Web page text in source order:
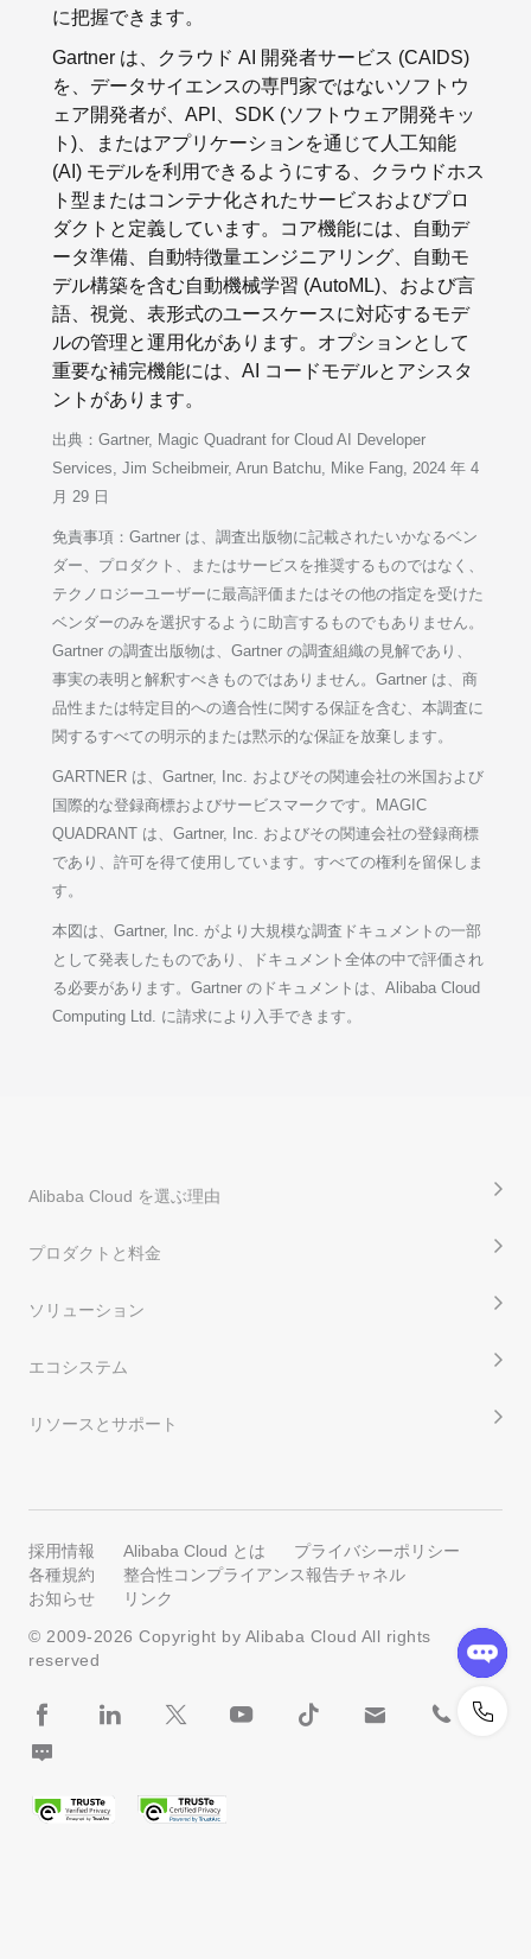
に把握できます。
Gartner は、クラウド AI 開発者サービス (CAIDS)
を、データサイエンスの専門家ではないソフトウ
ェア開発者が、API、SDK (ソフトウェア開発キッ
ト)、またはアプリケーションを通じて人工知能
(AI) モデルを利用できるようにする、クラウドホス
ト型またはコンテナ化されたサービスおよびプロ
ダクトと定義しています。コア機能には、自動デ
ータ準備、自動特徴量エンジニアリング、自動モ
デル構築を含む自動機械学習 (AutoML)、および言
語、視覚、表形式のユースケースに対応するモデ
ルの管理と運用化があります。オプションとして
重要な補完機能には、AI コードモデルとアシスタ
ントがあります。
出典：Gartner, Magic Quadrant for Cloud AI Developer
Services, Jim Scheibmeir, Arun Batchu, Mike Fang, 2024 年 4
月 29 日
免責事項：Gartner は、調査出版物に記載されたいかなるベン
ダー、プロダクト、またはサービスを推奨するものではなく、
テクノロジーユーザーに最高評価またはその他の指定を受けた
ベンダーのみを選択するように助言するものでもありません。
Gartner の調査出版物は、Gartner の調査組織の見解であり、
事実の表明と解釈すべきものではありません。Gartner は、商
品性または特定目的への適合性に関する保証を含む、本調査に
関するすべての明示的または黙示的な保証を放棄します。
GARTNER は、Gartner, Inc. およびその関連会社の米国および
国際的な登録商標およびサービスマークです。MAGIC
QUADRANT は、Gartner, Inc. およびその関連会社の登録商標
であり、許可を得て使用しています。すべての権利を留保しま
す。
本図は、Gartner, Inc. がより大規模な調査ドキュメントの一部
として発表したものであり、ドキュメント全体の中で評価され
る必要があります。Gartner のドキュメントは、Alibaba Cloud
Computing Ltd. に請求により入手できます。
Alibaba Cloud を選ぶ理由
プロダクトと料金
ソリューション
エコシステム
リソースとサポート
採用情報 Alibaba Cloud とは
プライバシーポリシー
各種規約
整合性コンプライアンス報告チャネル
お知らせ
リンク
© 2009-2026 Copyright by Alibaba Cloud All rights
reserved